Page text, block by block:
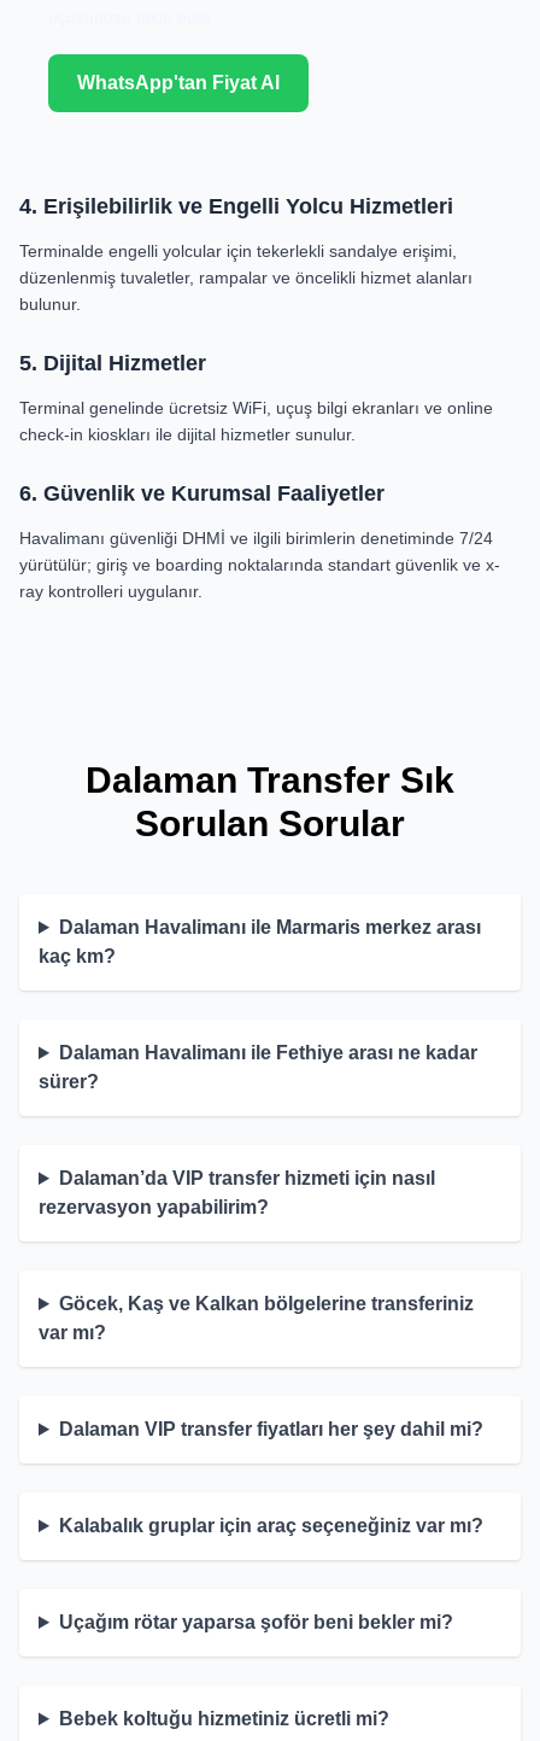
WhatsApp'tan Fiyat Al
4. Erişilebilirlik ve Engelli Yolcu Hizmetleri
Terminalde engelli yolcular için tekerlekli sandalye erişimi,
düzenlenmiş tuvaletler, rampalar ve öncelikli hizmet alanları
bulunur.
5. Dijital Hizmetler
Terminal genelinde ücretsiz WiFi, uçuş bilgi ekranları ve online
check-in kioskları ile dijital hizmetler sunulur.
6. Güvenlik ve Kurumsal Faaliyetler
Havalimanı güvenliği DHMİ ve ilgili birimlerin denetiminde 7/24
yürütülür; giriş ve boarding noktalarında standart güvenlik ve x-
ray kontrolleri uygulanır.
Dalaman Transfer Sık
Sorulan Sorular
Dalaman Havalimanı ile Marmaris merkez arası
kaç km?
Dalaman Havalimanı ile Fethiye arası ne kadar
sürer?
Dalaman’da VIP transfer hizmeti için nasıl
rezervasyon yapabilirim?
Göcek, Kaş ve Kalkan bölgelerine transferiniz
var mı?
Dalaman VIP transfer fiyatları her şey dahil mi?
Kalabalık gruplar için araç seçeneğiniz var mı?
Uçağım rötar yaparsa şoför beni bekler mi?
Bebek koltuğu hizmetiniz ücretli mi?